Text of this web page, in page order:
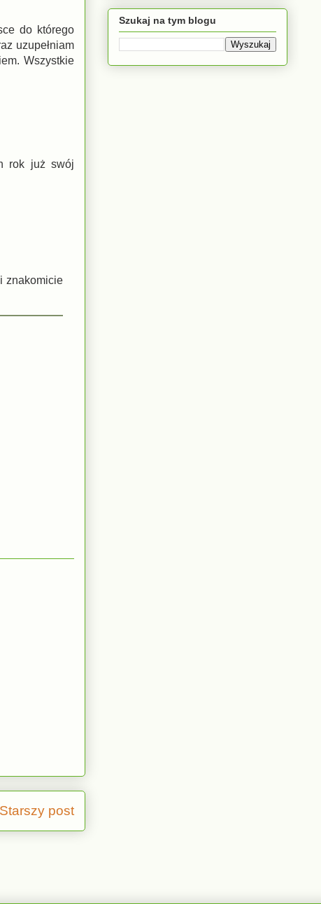
do którego
uzupełniam
Wszystkie
rok już swój
znakomicie
Starszy post
Szukaj na tym blogu